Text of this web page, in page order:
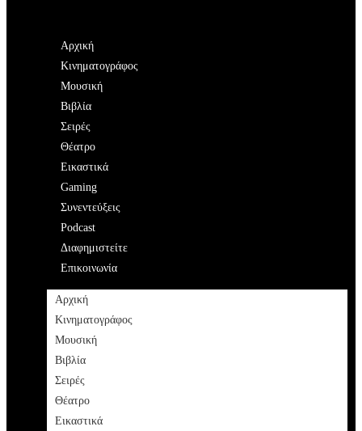
Αρχική
Κινηματογράφος
Μουσική
Βιβλία
Σειρές
Θέατρο
Εικαστικά
Gaming
Συνεντεύξεις
Podcast
Διαφημιστείτε
Επικοινωνία
Αρχική
Κινηματογράφος
Μουσική
Βιβλία
Σειρές
Θέατρο
Εικαστικά